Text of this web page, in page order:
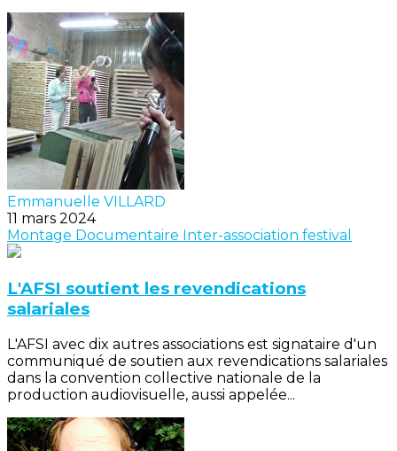
Emmanuelle VILLARD
11 mars 2024
Montage Documentaire Inter-association festival
L'AFSI soutient les revendications
salariales
L'AFSI avec dix autres associations est signataire d'un
communiqué de soutien aux revendications salariales
dans la convention collective nationale de la
production audiovisuelle, aussi appelée...